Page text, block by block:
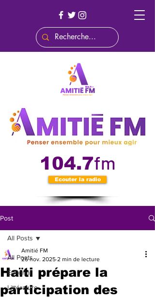
104.7fm
Ecouter la radio
Post
All Posts
Éditorial
Littérature
All Posts
Haïti prépare la
participation des
Amitié FM
26 nov. 2025 2 min de lecture